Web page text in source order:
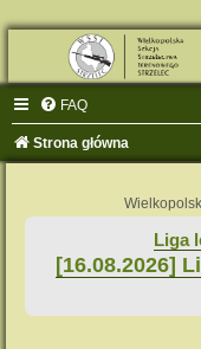
FAQ
Strona główna
Liga
[16.08.2026]